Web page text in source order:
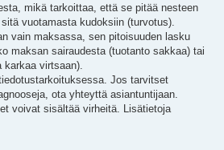
mikä tarkoittaa, että se pitää nesteen
vuotamasta kudoksiin (turvotus).
vain maksassa, sen pitoisuuden lasku
maksan sairaudesta (tuotanto sakkaa) tai
karkaa virtsaan).
Jos tarvitset
ota yhteyttä asiantuntijaan.
voivat sisältää virheitä. Lisätietoja